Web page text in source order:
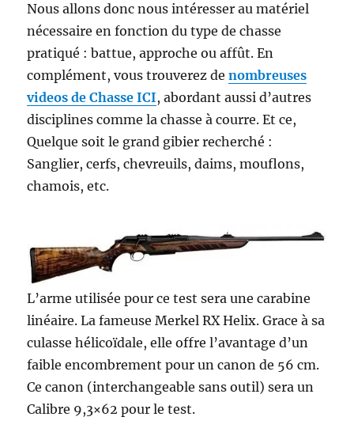
Nous allons donc nous intéresser au matériel
nécessaire en fonction du type de chasse
pratiqué : battue, approche ou affût. En
complément, vous trouverez denombreuses
videos de Chasse ICI, abordant aussi d’autres
disciplines comme la chasse à courre. Et ce,
Quelque soit le grand gibier recherché :
Sanglier, cerfs, chevreuils, daims, mouflons,
chamois, etc.
L’arme utilisée pour ce test sera une carabine
linéaire. La fameuse Merkel RX Helix. Grace à sa
culasse hélicoïdale, elle offre l’avantage d’un
faible encombrement pour un canon de 56 cm.
Ce canon (interchangeable sans outil) sera un
Calibre 9,3×62 pour le test.